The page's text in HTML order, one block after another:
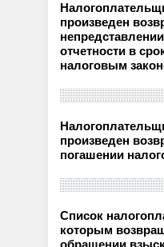
произведен
отчетности в
налоговым
произведен
погашении
Список
которым
обращении